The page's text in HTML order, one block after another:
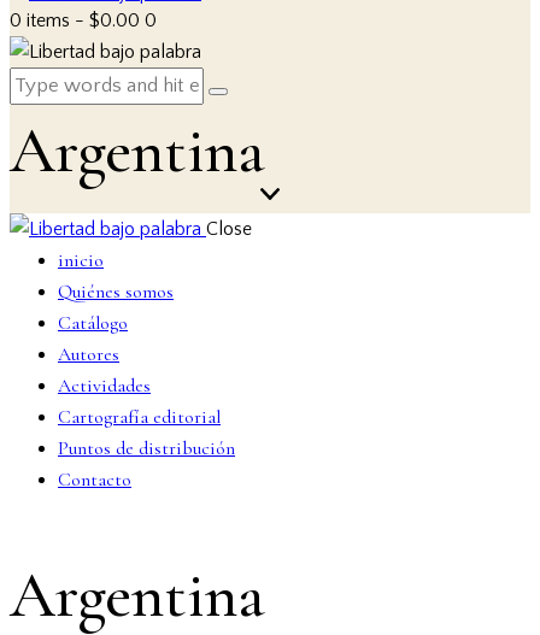
0 items - $0.00 0
Argentina
Close
inicio
Quiénes somos
Catálogo
Autores
Actividades
Cartografía editorial
Puntos de distribución
Contacto
new
Argentina